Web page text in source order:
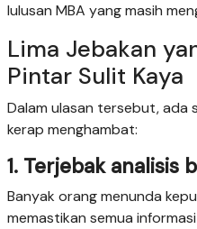
lulusan MBA yang masih
Lima Jebakan
Pintar Sulit Kaya
Dalam ulasan tersebut, ada
kerap menghambat:
1. Terjebak analisis
Banyak orang menunda
memastikan semua